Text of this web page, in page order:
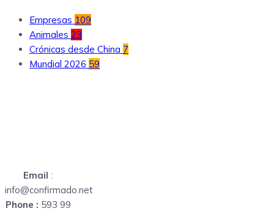
Empresas 109
Animales 23
Crónicas desde China 7
Mundial 2026 59
Email :
info@confirmado.net
Phone : 593 99